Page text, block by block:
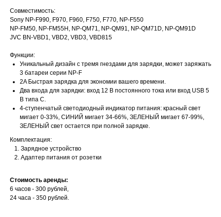
Совместимость:
Sony NP-F990, F970, F960, F750, F770, NP-F550
NP-FM50, NP-FM55H, NP-QM71, NP-QM91, NP-QM71D, NP-QM91D
JVC BN-VBD1, VBD2, VBD3, VBD815
Функции:
Уникальный дизайн с тремя гнездами для зарядки, может заряжать
3 батареи серии NP-F
2A Быстрая зарядка для экономии вашего времени.
Два входа для зарядки: вход 12 В постоянного тока или вход USB 5
В типа C.
4-ступенчатый светодиодный индикатор питания: красный свет
мигает 0-33%, СИНИЙ мигает 34-66%, ЗЕЛЕНЫЙ мигает 67-99%,
ЗЕЛЕНЫЙ свет остается при полной зарядке.
Комплектация:
Зарядное устройство
Адаптер питания от розетки
Стоимость аренды:
6 часов - 300 рублей,
24 часа - 350 рублей.